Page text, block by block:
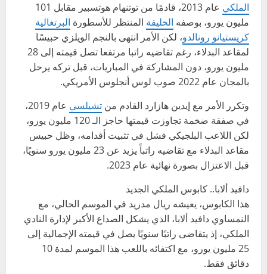
الملكي
عام 2013، قادمًا من توتنهام هوتسبير مقابل 101
مليون يورو، بوصفه الخليفة المنتظر للأسطورة البرتغالية
كريستيانو رونالدو، لكن الأمر انتهى بالنجم الويلزي حبيسًا
لمقاعد البدلاء، رغم تقاضيه راتبا مرتفعا تصل قيمته إلى 28
مليون يورو، دون المشاركة في المباريات، قبل تركه يرحل
بالمجان عام 2022 صوب لوس أنجلوس الأمريكي.
وتكرر الأمر مع إيدين هازارد القادم من تشيلسي
عام 2019،
في صفقة ضخمة تجاوزت قيمتها حاجز الـ 120 مليون يورو،
لكن اللاعب البلجيكي فشل في تثبيت أقدامه، وظل حبيس
مقاعد البدلاء مع تقاضيه راتباً يزيد عن 23 مليون يورو سنويًا،
قبل الاعتزال بصورة نهائية عام 2023.
دافيد ألابا.. كابوس الملكي الجديد
هذا الكابوس، يعيشه ريال مدريد في الموسم الحالي، مع
النمساوي دافيد ألابا، الذي يشكل الصداع الأكبر لإدارة النادي
الملكي، إذ يتقاضى راتبًا سنويًا يصل في قيمته الإجمالية إلى
25 مليون يورو، مع اكتفائه باللعب هذا الموسم لمدة 10
دقائق فقط.